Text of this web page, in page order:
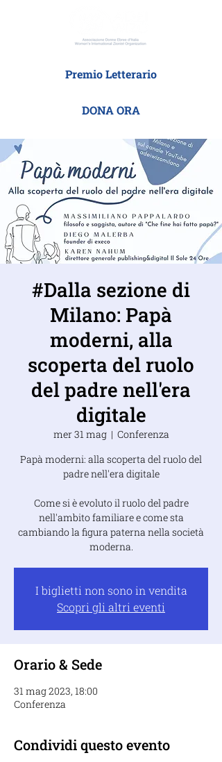
Premio Letterario
DONA ORA
#Dalla sezione di
Milano: Papà
moderni, alla
scoperta del ruolo
del padre nell'era
digitale
mer 31 mag
  |
Conferenza
Papà moderni: alla scoperta del ruolo del
padre nell'era digitale
Come si è evoluto il ruolo del padre
nell'ambito familiare e come sta
cambiando la figura paterna nella società
moderna.
I biglietti non sono in vendita
Scopri gli altri eventi
Orario & Sede
31 mag 2023, 18:00
Conferenza
Condividi questo evento